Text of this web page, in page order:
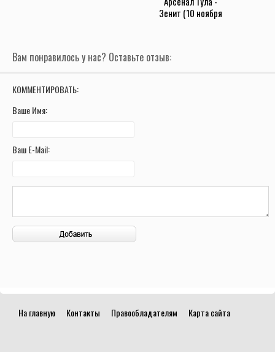
Зенит (10 ноября
Вам понравилось у нас? Оставьте отзыв:
КОММЕНТИРОВАТЬ:
Ваше Имя:
Ваш E-Mail:
На главную Контакты Правообладателям Карта сайта